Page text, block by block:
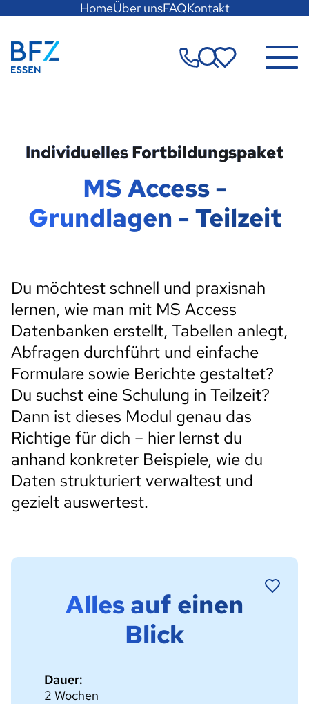
Seite
anspringen
HomeÜber unsFAQKontakt
Zur Startseite Merkzettel
Individuelles Fortbildungspaket
MS Access -
Grundlagen - Teilzeit
Du möchtest schnell und praxisnah
lernen, wie man mit MS Access
Datenbanken erstellt, Tabellen anlegt,
Abfragen durchführt und einfache
Formulare sowie Berichte gestaltet?
Du suchst eine Schulung in Teilzeit?
Dann ist dieses Modul genau das
Richtige für dich – hier lernst du
anhand konkreter Beispiele, wie du
Daten strukturiert verwaltest und
gezielt auswertest.
Alles auf einen
Blick
Dauer:
2 Wochen